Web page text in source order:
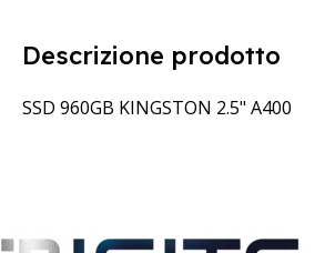
Descrizione prodotto
SSD 960GB KINGSTON 2.5" A400